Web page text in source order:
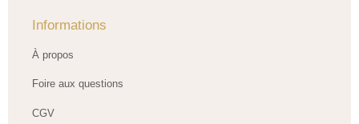
Informations
À propos
Foire aux questions
CGV